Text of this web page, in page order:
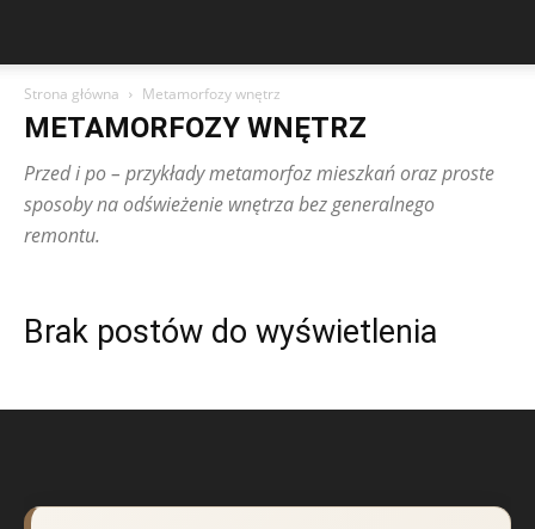
Strona główna Metamorfozy wnętrz
METAMORFOZY WNĘTRZ
Przed i po – przykłady metamorfoz mieszkań oraz proste
sposoby na odświeżenie wnętrza bez generalnego
remontu.
Brak postów do wyświetlenia